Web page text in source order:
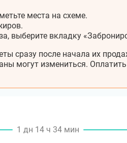
места на схеме.
выберите вкладку
сразу после начала их
могут измениться.
1 дн 14 ч 34 мин